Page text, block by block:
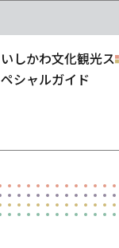
いしかわ文化観光ス
ペシャルガイド